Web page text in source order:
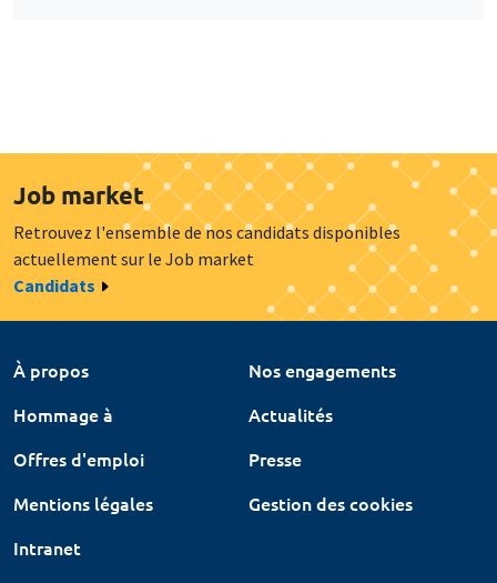
Job market
Retrouvez l'ensemble de nos candidats disponibles
actuellement sur le Job market
Candidats
À propos
Nos engagements
Hommage à
Actualités
Offres d'emploi
Presse
Mentions légales
Gestion des cookies
Intranet